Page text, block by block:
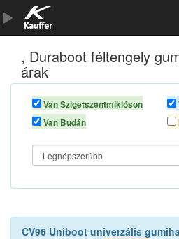
Szerszámkatalógus
Kosár
Alkatrészek
, Duraboot féltengely
árak
Van Szigetszentmiklóson
Van Budán
CV96 Uniboot univerzális